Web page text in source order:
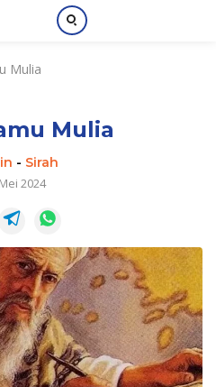
Mulia
Mulia
- Sirah
2024